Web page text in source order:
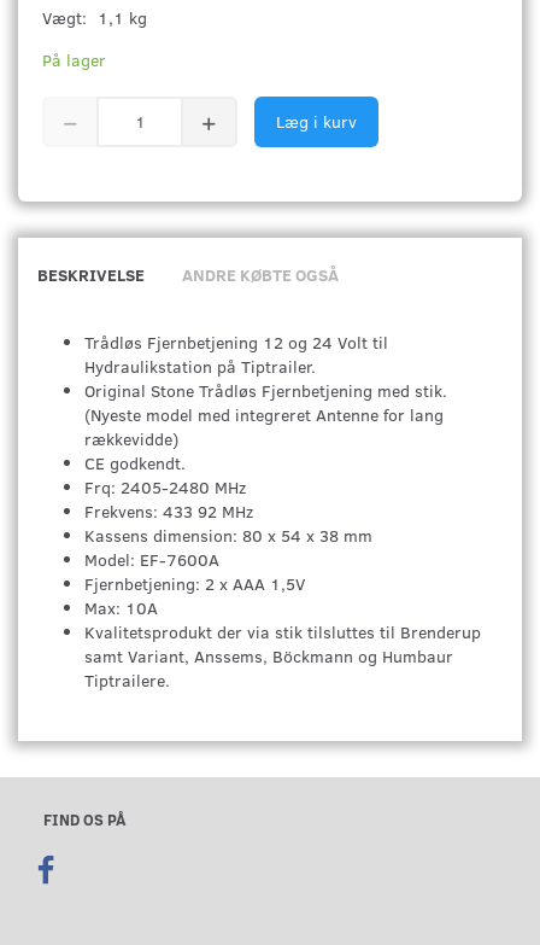
Vægt:
1,1 kg
På lager
Læg i kurv
BESKRIVELSE ANDRE KØBTE OGSÅ
Trådløs Fjernbetjening 12 og 24 Volt til
Hydraulikstation på Tiptrailer.
Original Stone Trådløs Fjernbetjening med stik.
(Nyeste model med integreret Antenne for lang
rækkevidde)
CE godkendt.
Frq: 2405-2480 MHz
Frekvens: 433 92 MHz
Kassens dimension: 80 x 54 x 38 mm
Model: EF-7600A
Fjernbetjening: 2 x AAA 1,5V
Max: 10A
Kvalitetsprodukt der via stik tilsluttes til Brenderup
samt Variant, Anssems, Böckmann og Humbaur
Tiptrailere.
FIND OS PÅ